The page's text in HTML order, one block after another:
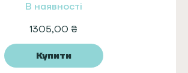
В наявності
1305,00 ₴
Купити